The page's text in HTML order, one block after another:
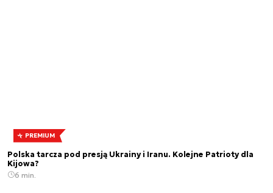
PREMIUM
Polska tarcza pod presją Ukrainy i Iranu. Kolejne Patrioty dla
Kijowa?
6 min.